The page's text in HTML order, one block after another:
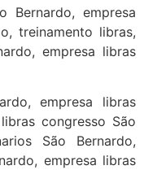
Bernardo, empresa
treinamento libras,
empresa libras
empresa libras
congresso São
São Bernardo,
empresa libras